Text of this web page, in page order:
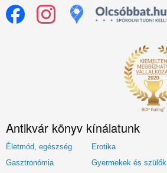
Antikvár könyv kínálatunk
Életmód, egészség Erotika
Gasztronómia
Gyermekek és szülők